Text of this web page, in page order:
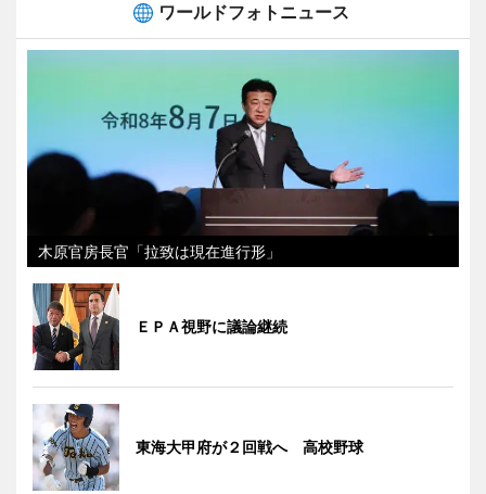
ワールドフォトニュース
木原官房長官「拉致は現在進行形」
ＥＰＡ視野に議論継続
東海大甲府が２回戦へ 高校野球